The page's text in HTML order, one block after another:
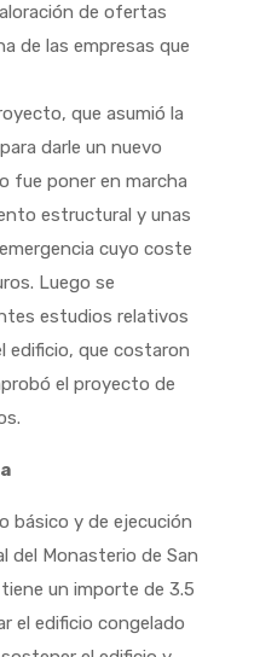
de ofertas
de las empresas que
que asumió la
darle un nuevo
fue poner en marcha
estructural y unas
cuyo coste
Luego se
estudios relativos
edificio, que costaron
el proyecto de
básico y de ejecución
del Monasterio de San
un importe de 3.5
el edificio congelado